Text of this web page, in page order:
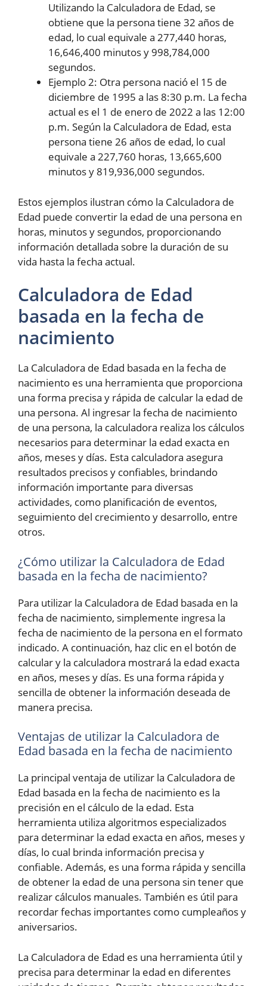
Utilizando la Calculadora de Edad, se
obtiene que la persona tiene 32 años de
edad, lo cual equivale a 277,440 horas,
16,646,400 minutos y 998,784,000
segundos.
Ejemplo 2: Otra persona nació el 15 de
diciembre de 1995 a las 8:30 p.m. La fecha
actual es el 1 de enero de 2022 a las 12:00
p.m. Según la Calculadora de Edad, esta
persona tiene 26 años de edad, lo cual
equivale a 227,760 horas, 13,665,600
minutos y 819,936,000 segundos.
Estos ejemplos ilustran cómo la Calculadora de
Edad puede convertir la edad de una persona en
horas, minutos y segundos, proporcionando
información detallada sobre la duración de su
vida hasta la fecha actual.
Calculadora de Edad
basada en la fecha de
nacimiento
La Calculadora de Edad basada en la fecha de
nacimiento es una herramienta que proporciona
una forma precisa y rápida de calcular la edad de
una persona. Al ingresar la fecha de nacimiento
de una persona, la calculadora realiza los cálculos
necesarios para determinar la edad exacta en
años, meses y días. Esta calculadora asegura
resultados precisos y confiables, brindando
información importante para diversas
actividades, como planificación de eventos,
seguimiento del crecimiento y desarrollo, entre
otros.
¿Cómo utilizar la Calculadora de Edad
basada en la fecha de nacimiento?
Para utilizar la Calculadora de Edad basada en la
fecha de nacimiento, simplemente ingresa la
fecha de nacimiento de la persona en el formato
indicado. A continuación, haz clic en el botón de
calcular y la calculadora mostrará la edad exacta
en años, meses y días. Es una forma rápida y
sencilla de obtener la información deseada de
manera precisa.
Ventajas de utilizar la Calculadora de
Edad basada en la fecha de nacimiento
La principal ventaja de utilizar la Calculadora de
Edad basada en la fecha de nacimiento es la
precisión en el cálculo de la edad. Esta
herramienta utiliza algoritmos especializados
para determinar la edad exacta en años, meses y
días, lo cual brinda información precisa y
confiable. Además, es una forma rápida y sencilla
de obtener la edad de una persona sin tener que
realizar cálculos manuales. También es útil para
recordar fechas importantes como cumpleaños y
aniversarios.
La Calculadora de Edad es una herramienta útil y
precisa para determinar la edad en diferentes